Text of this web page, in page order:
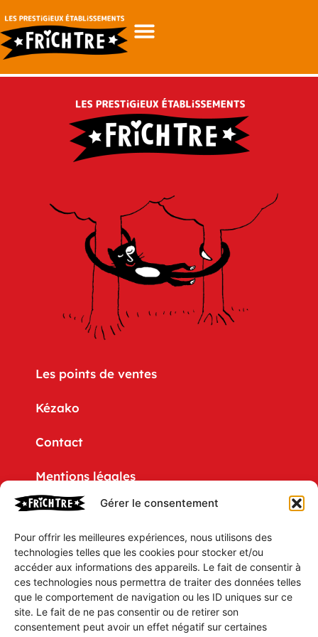
Gérer le consentement
Pour offrir les meilleures expériences, nous utilisons des
technologies telles que les cookies pour stocker et/ou
accéder aux informations des appareils. Le fait de consentir à
ces technologies nous permettra de traiter des données telles
que le comportement de navigation ou les ID uniques sur ce
site. Le fait de ne pas consentir ou de retirer son
consentement peut avoir un effet négatif sur certaines
Les points de ventes
Kézako
Contact
Mentions légales
Politique de confidentialité
CGV
Mon compte
Mon Panier